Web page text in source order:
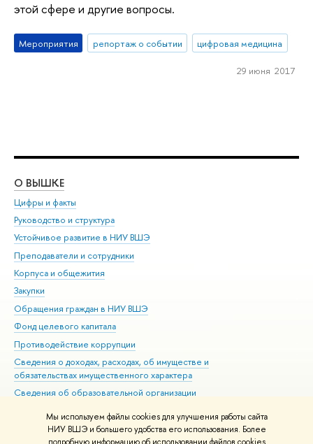
Мы используем файлы cookies для улучшения работы сайта
НИУ ВШЭ и большего удобства его использования. Более
этой сфере и другие вопросы.
Мероприятия репортаж о событии цифровая медицина
29 июня 2017
О ВЫШКЕ
Цифры и факты
Руководство и структура
Устойчивое развитие в НИУ ВШЭ
Преподаватели и сотрудники
Корпуса и общежития
Закупки
Обращения граждан в НИУ ВШЭ
Фонд целевого капитала
Противодействие коррупции
Сведения о доходах, расходах, об имуществе и
обязательствах имущественного характера
Сведения об образовательной организации
Людям с ограниченными возможностями здоровья
Единая платежная страница